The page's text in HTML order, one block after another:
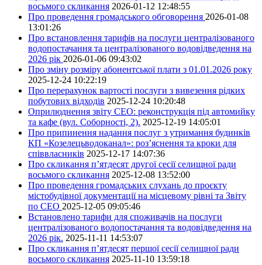
восьмого скликання 2026-01-12 12:48:55
Про проведення громадського обговорення 2026-01-08
13:01:26
Про встановлення тарифів на послуги централізованого
водопостачання та централізованого водовідведення на
2026 рік 2026-01-06 09:43:02
Про зміну розміру абонентської плати з 01.01.2026 року
2025-12-24 10:22:19
Про перерахунок вартості послуги з вивезення рідких
побутових відходів 2025-12-24 10:20:48
Оприлюднення звіту СЕО: реконструкція під автомийку
та кафе (вул. Соборності, 2). 2025-12-19 14:05:01
Про припинення надання послуг з утримання будинків
КП «Козелецьводоканал»: роз’яснення та кроки для
співвласників 2025-12-17 14:07:36
Про скликання п’ятдесят другої сесії селищної ради
восьмого скликання 2025-12-08 13:52:00
Про проведення громадських слухань до проєкту
містобудівної документації на місцевому рівні та Звіту
по СЕО 2025-12-05 09:05:46
Встановлено тарифи для споживачів на послуги
централізованого водопостачання та водовідведення на
2026 рік. 2025-11-11 14:53:07
Про скликання п’ятдесят першої сесії селищної ради
восьмого скликання 2025-11-10 13:59:18